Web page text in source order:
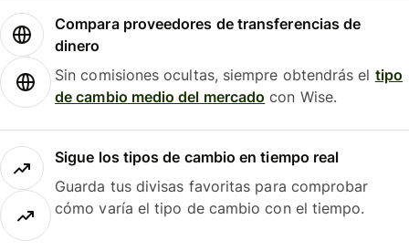
Compara proveedores de transferencias de
dinero
Sin comisiones ocultas, siempre obtendrás el tipo
de cambio medio del mercado con Wise.
Sigue los tipos de cambio en tiempo real
Guarda tus divisas favoritas para comprobar
cómo varía el tipo de cambio con el tiempo.